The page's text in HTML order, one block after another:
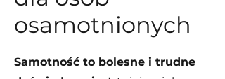
osamotnionych
Samotność to bolesne i trudne